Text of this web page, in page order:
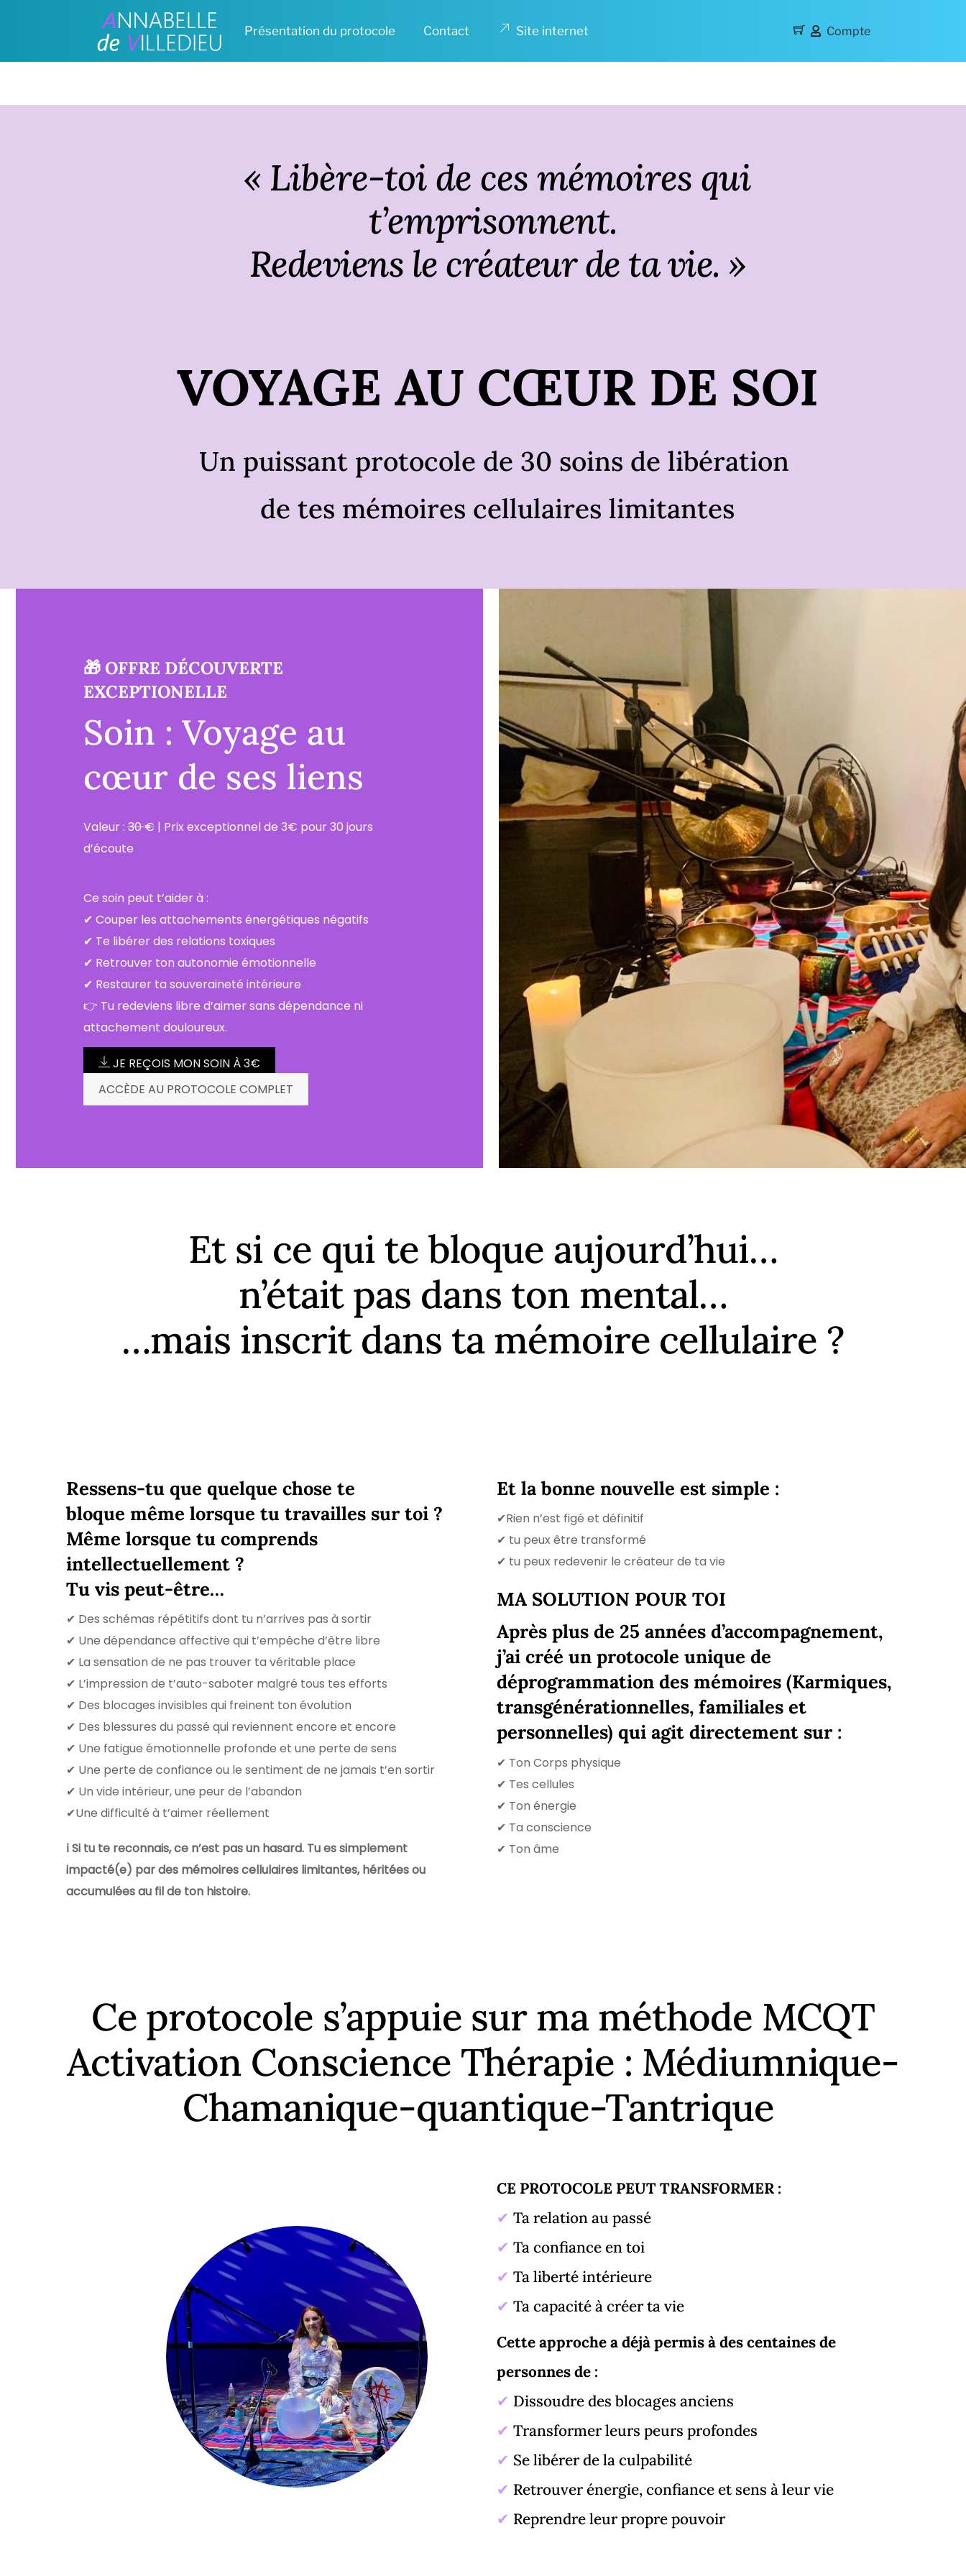
Présentation du protocole Contact Site internet Compte
« Libère-toi de ces mémoires qui
t’emprisonnent.
Redeviens le créateur de ta vie. »
VOYAGE AU CŒUR DE SOI
Un puissant protocole de 30 soins de libération
de tes mémoires cellulaires limitantes
🎁 OFFRE DÉCOUVERTE
EXCEPTIONELLE
Soin : Voyage au
cœur de ses liens
Valeur :30 €| Prix exceptionnel de 3€ pour 30 jours
d’écoute
Ce soin peut t’aider à :
✔ Couper les attachements énergétiques négatifs
✔ Te libérer des relations toxiques
✔ Retrouver ton autonomie émotionnelle
✔ Restaurer ta souveraineté intérieure
👉 Tu redeviens libre d’aimer sans dépendance ni
attachement douloureux.
JE REÇOIS MON SOIN À 3€
ACCÈDE AU PROTOCOLE COMPLET
Et si ce qui te bloque aujourd’hui…
n’était pas dans ton mental…
…mais inscrit dans ta mémoire cellulaire ?
Ressens-tu que quelque chose te
bloque même lorsque tu travailles sur toi ?
Même lorsque tu comprends
intellectuellement ?
Tu vis peut-être…
✔ Des schémas répétitifs dont tu n’arrives pas à sortir
✔ Une dépendance affective qui t’empêche d’être libre
✔ La sensation de ne pas trouver ta véritable place
✔ L’impression de t’auto-saboter malgré tous tes efforts
✔ Des blocages invisibles qui freinent ton évolution
✔ Des blessures du passé qui reviennent encore et encore
✔ Une fatigue émotionnelle profonde et une perte de sens
✔ Une perte de confiance ou le sentiment de ne jamais t’en sortir
✔ Un vide intérieur, une peur de l’abandon
✔Une difficulté à t’aimer réellement
ℹ️ Si tu te reconnais, ce n’est pas un hasard. Tu es simplement
impacté(e) par des mémoires cellulaires limitantes, héritées ou
accumulées au fil de ton histoire.
Et la bonne nouvelle est simple :
✔Rien n’est figé et définitif
✔ tu peux être transformé
✔ tu peux redevenir le créateur de ta vie
MA SOLUTION POUR TOI
Après plus de 25 années d’accompagnement,
j’ai créé un protocole unique de
déprogrammation des mémoires (Karmiques,
transgénérationnelles, familiales et
personnelles) qui agit directement sur :
✔ Ton Corps physique
✔ Tes cellules
✔ Ton énergie
✔ Ta conscience
✔ Ton âme
Ce protocole s’appuie sur ma méthode MCQT
Activation Conscience Thérapie : Médiumnique-
Chamanique-quantique-Tantrique
CE PROTOCOLE PEUT TRANSFORMER :
✔ Ta relation au passé
✔ Ta confiance en toi
✔ Ta liberté intérieure
✔ Ta capacité à créer ta vie
Cette approche a déjà permis à des centaines de
personnes de :
✔ Dissoudre des blocages anciens
✔ Transformer leurs peurs profondes
✔ Se libérer de la culpabilité
✔ Retrouver énergie, confiance et sens à leur vie
✔ Reprendre leur propre pouvoir